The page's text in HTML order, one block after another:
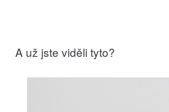
A už jste viděli tyto?